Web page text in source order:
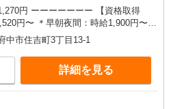
ーーー 【資格取得
＊日曜祝日：時給1,620円〜 ーーーーーーー
中市住吉町3丁目13-1
詳細を見る